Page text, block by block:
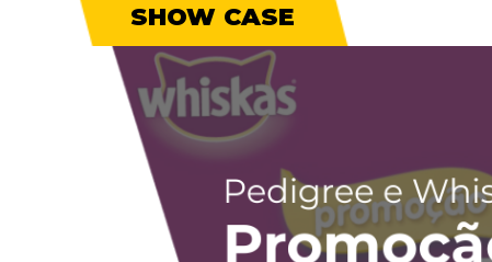
SHOW CASE